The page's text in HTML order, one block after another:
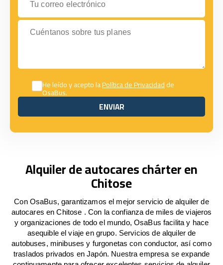
Cuéntanos sobre tus planes
He leído y acepto laPolítica de Privacidadde
OsaBus.
ENVIAR
ENVIAR
Alquiler de autocares chárter en
Chitose
Con OsaBus, garantizamos el mejor servicio de alquiler de
autocares en Chitose . Con la confianza de miles de viajeros
y organizaciones de todo el mundo, OsaBus facilita y hace
asequible el viaje en grupo. Servicios de alquiler de
autobuses, minibuses y furgonetas con conductor, así como
traslados privados en Japón. Nuestra empresa se expande